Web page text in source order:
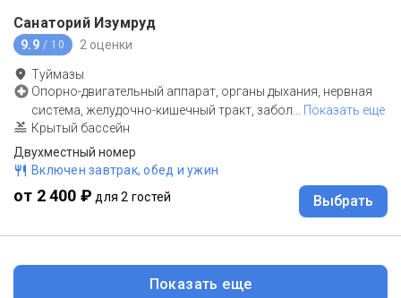
Санаторий Изумруд
9.9 / 10 2 оценки
Туймазы
Опорно-двигательный аппарат, органы дыхания, нервная
система, желудочно-кишечный тракт, забол… Показать еще
Крытый бассейн
Двухместный номер
Включен завтрак, обед и ужин
от 2 400 ₽ для 2 гостей Выбрать
Показать еще